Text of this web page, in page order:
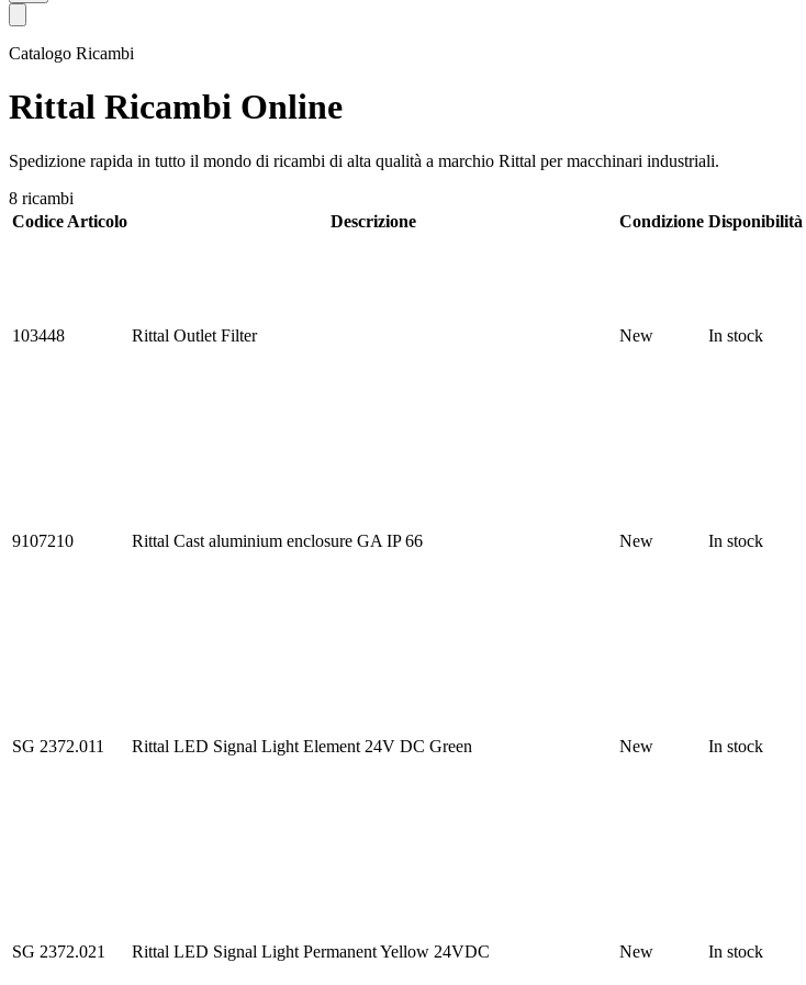
Catalogo Ricambi
Rittal Ricambi Online
Spedizione rapida in tutto il mondo di ricambi di alta qualità a marchio Rittal per macchinari industriali.
8 ricambi
Codice Articolo
Descrizione Condizione Disponibilità
103448 Rittal Outlet Filter New In stock
9107210 Rittal Cast aluminium enclosure GA IP 66 New In stock
SG 2372.011 Rittal LED Signal Light Element 24V DC Green New In stock
SG 2372.021 Rittal LED Signal Light Permanent Yellow 24VDC New In stock